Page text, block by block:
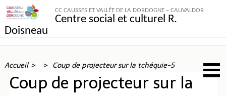
CC CAUSSES ET VALLÉE DE LA DORDOGNE – CAUVALDOR
Centre social et culturel R.
Doisneau
Accueil Coup de projecteur sur la tchéquie-5
Coup de projecteur sur la